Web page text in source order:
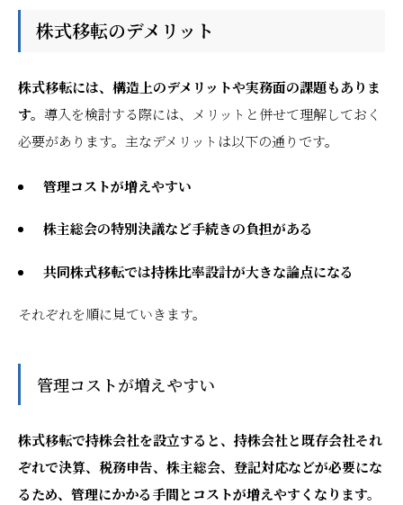
株式移転のデメリット
株式移転には、構造上のデメリットや実務面の課題もありま
す。 導入を検討する際には、メリットと併せて理解しておく
必要があります。主なデメリットは以下の通りです。
管理コストが増えやすい
株主総会の特別決議など手続きの負担がある
共同株式移転では持株比率設計が大きな論点になる
それぞれを順に見ていきます。
管理コストが増えやすい
株式移転で持株会社を設立すると、持株会社と既存会社それ
ぞれで決算、税務申告、株主総会、登記対応などが必要にな
るため、管理にかかる手間とコストが増えやすくなります。